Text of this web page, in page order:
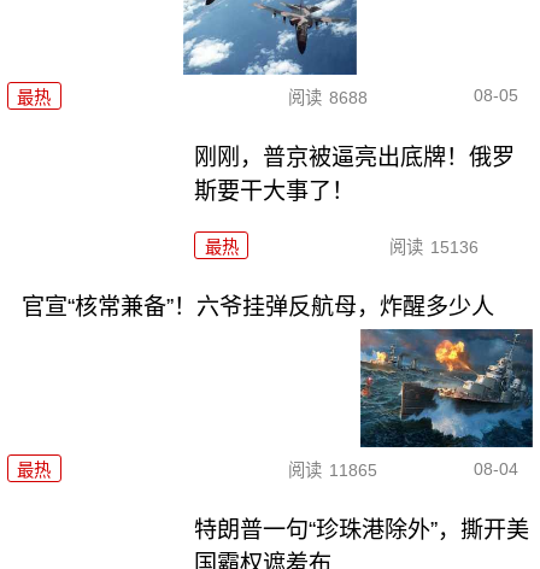
最热 阅读 8688 08-05
刚刚，普京被逼亮出底牌！俄罗
斯要干大事了！
最热 阅读 15136
官宣“核常兼备”！六爷挂弹反航母，炸醒多少人
最热 阅读 11865 08-04
特朗普一句“珍珠港除外”，撕开美
国霸权遮羞布